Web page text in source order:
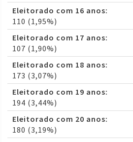
Eleitorado com 16 anos:
110 (1,95%)
Eleitorado com 17 anos:
107 (1,90%)
Eleitorado com 18 anos:
173 (3,07%)
Eleitorado com 19 anos:
194 (3,44%)
Eleitorado com 20 anos:
180 (3,19%)